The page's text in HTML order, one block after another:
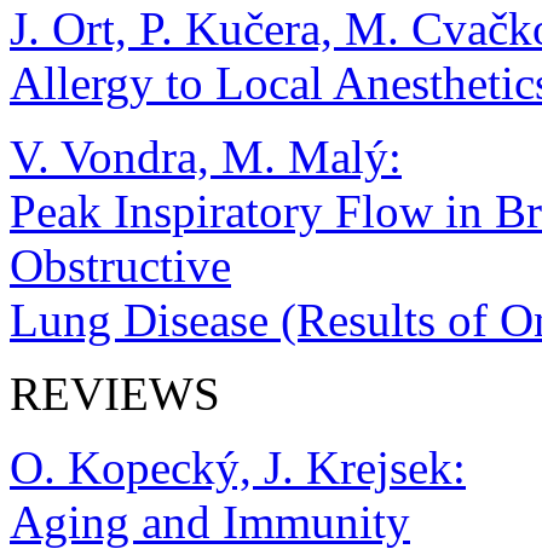
J. Ort, P. Kučera, M.
Allergy to Local
V. Vondra, M. Malý:
Peak Inspiratory Flow in
Obstructive
Lung Disease (Results of
REVIEWS
O. Kopecký, J. Krejsek:
Aging and Immunity